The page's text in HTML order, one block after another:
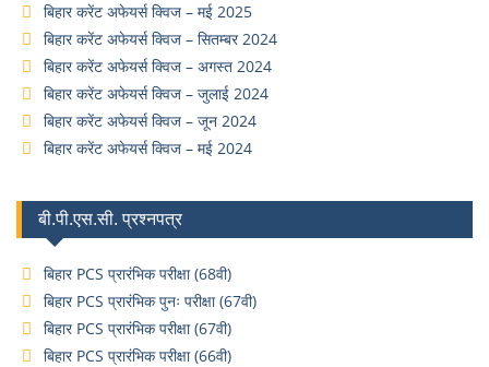
बिहार करेंट अफेयर्स क्विज – मई 2025
बिहार करेंट अफेयर्स क्विज – सितम्बर 2024
बिहार करेंट अफेयर्स क्विज – अगस्त 2024
बिहार करेंट अफेयर्स क्विज – जुलाई 2024
बिहार करेंट अफेयर्स क्विज – जून 2024
बिहार करेंट अफेयर्स क्विज – मई 2024
बी.पी.एस.सी. प्रश्नपत्र
बिहार PCS प्रारंभिक परीक्षा (68वी)
बिहार PCS प्रारंभिक पुनः परीक्षा (67वी)
बिहार PCS प्रारंभिक परीक्षा (67वी)
बिहार PCS प्रारंभिक परीक्षा (66वी)